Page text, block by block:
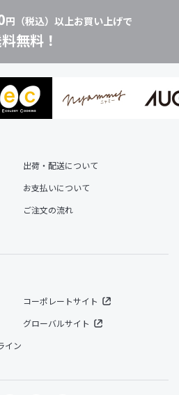
円（税込）以上お買い上げで
無料！
出荷・配送について
お支払いについて
ご注文の流れ
コーポレートサイト
グローバルサイト
イン